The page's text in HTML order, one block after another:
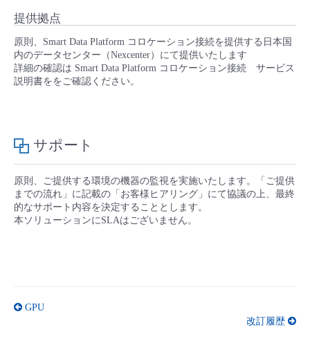
提供拠点
原則、Smart Data Platform コロケーション接続を提供する日本国
内のデータセンター（Nexcenter）にて提供いたします
詳細の確認は Smart Data Platform コロケーション接続 サービス
説明書ををご確認ください。
サポート
原則、ご提供する環境の機器の監視を実施いたします。「ご提供
までの流れ」に記載の「お客様ヒアリング」にて協議の上、最終
的なサポート内容を決定することとします。
本ソリューションにSLAはございません。
GPU
改訂履歴